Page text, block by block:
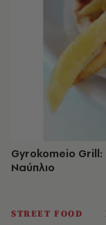
Gyrokomeio Grill:
Ναύπλιο
STREET FOOD